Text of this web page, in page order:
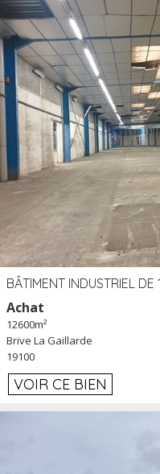
BÂTIMENT INDUSTRIEL
Achat
12600m²
Brive La Gaillarde
19100
VOIR CE BIEN